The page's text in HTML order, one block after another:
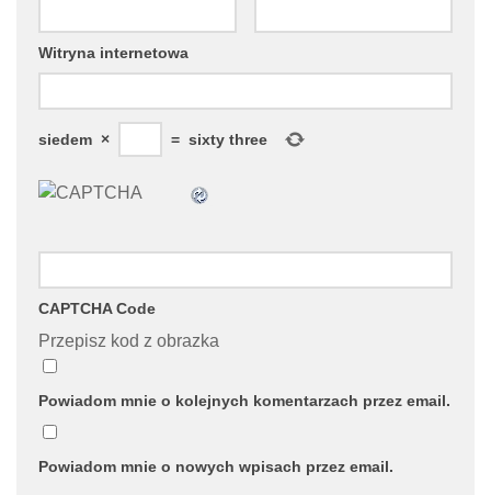
Witryna internetowa
siedem × = sixty three
CAPTCHA Code
Przepisz kod z obrazka
Powiadom mnie o kolejnych komentarzach przez email.
Powiadom mnie o nowych wpisach przez email.